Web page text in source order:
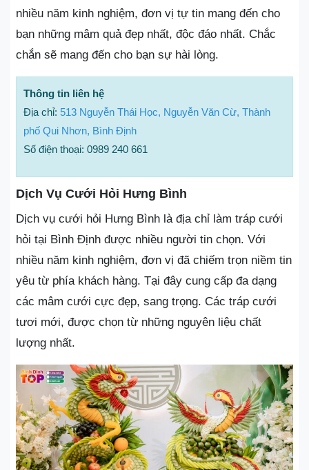
nhiều năm kinh nghiệm, đơn vị tự tin mang đến cho
bạn những mâm quả đẹp nhất, độc đáo nhất. Chắc
chắn sẽ mang đến cho bạn sự hài lòng.
Thông tin liên hệ
Địa chỉ: 513 Nguyễn Thái Học, Nguyễn Văn Cừ, Thành
phố Qui Nhơn, Bình Định
Số điện thoại: 0989 240 661
Dịch Vụ Cưới Hỏi Hưng Bình
Dịch vụ cưới hỏi Hưng Bình là địa chỉ làm tráp cưới
hỏi tại Bình Định được nhiều người tin chọn. Với
nhiều năm kinh nghiệm, đơn vị đã chiếm trọn niềm tin
yêu từ phía khách hàng. Tại đây cung cấp đa dạng
các mâm cưới cực đẹp, sang trọng. Các tráp cưới
tươi mới, được chọn từ những nguyên liệu chất
lượng nhất.